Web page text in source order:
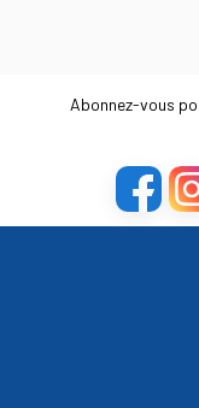
Abonnez-vous